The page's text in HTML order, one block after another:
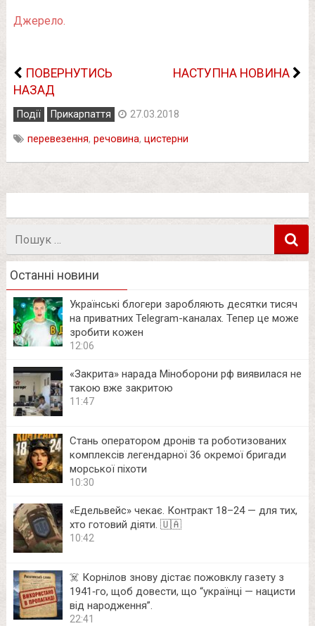
Джерело.
ПОВЕРНУТИСЬ
НАЗАД
НАСТУПНА НОВИНА
Події Прикарпаття 27.03.2018
перевезення, речовина, цистерни
Останні новини
Українські блогери заробляють десятки тисяч
на приватних Telegram-каналах. Тепер це може
зробити кожен
12:06
«Закрита» нарада Міноборони рф виявилася не
такою вже закритою
11:47
Стань оператором дронів та роботизованих
комплексів легендарної 36 окремої бригади
морської піхоти
10:30
«Едельвейс» чекає. Контракт 18–24 — для тих,
хто готовий діяти. 🇺🇦
10:42
☠️ Корнілов знову дістає пожовклу газету з
1941‑го, щоб довести, що “українці — нацисти
від народження”.
22:41